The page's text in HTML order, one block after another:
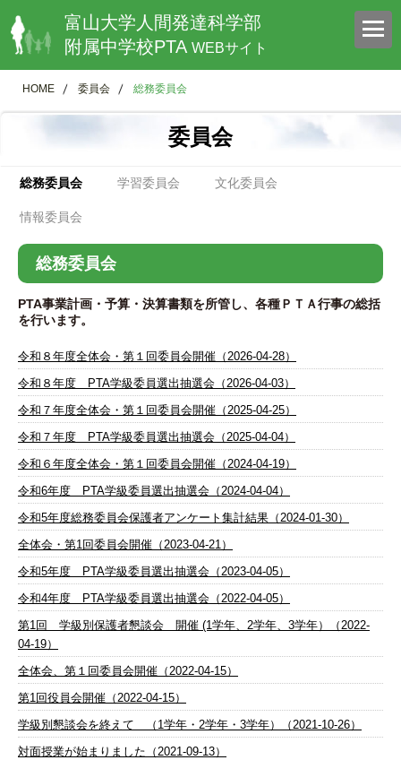
富山大学人間発達科学部
附属中学校PTA WEBサイト
HOME 委員会 総務委員会
委員会
総務委員会 学習委員会 文化委員会
情報委員会
総務委員会
PTA事業計画・予算・決算書類を所管し、各種ＰＴＡ行事の総括
を行います。
令和８年度全体会・第１回委員会開催（2026-04-28）
令和８年度 PTA学級委員選出抽選会（2026-04-03）
令和７年度全体会・第１回委員会開催（2025-04-25）
令和７年度 PTA学級委員選出抽選会（2025-04-04）
令和６年度全体会・第１回委員会開催（2024-04-19）
令和6年度 PTA学級委員選出抽選会（2024-04-04）
令和5年度総務委員会保護者アンケート集計結果（2024-01-30）
全体会・第1回委員会開催（2023-04-21）
令和5年度 PTA学級委員選出抽選会（2023-04-05）
令和4年度 PTA学級委員選出抽選会（2022-04-05）
第1回 学級別保護者懇談会 開催 (1学年、2学年、3学年）（2022-
04-19）
全体会、第１回委員会開催（2022-04-15）
第1回役員会開催（2022-04-15）
学級別懇談会を終えて （1学年・2学年・3学年）（2021-10-26）
対面授業が始まりました（2021-09-13）